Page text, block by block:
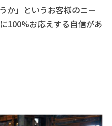
か」というお客様のニー
100%お応えする自信があ